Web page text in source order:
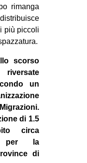
rimanga
più piccoli
scorso
un
di 1.5
circa
per la
di